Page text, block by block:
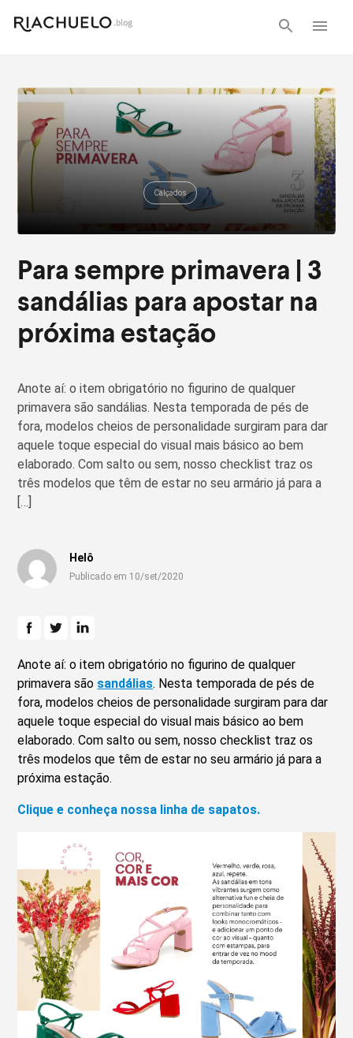
Calçados
Para sempre primavera | 3
sandálias para apostar na
próxima estação
Anote aí: o item obrigatório no figurino de qualquer
primavera são sandálias. Nesta temporada de pés de
fora, modelos cheios de personalidade surgiram para dar
aquele toque especial do visual mais básico ao bem
elaborado. Com salto ou sem, nosso checklist traz os
três modelos que têm de estar no seu armário já para a
[…]
Helô
Publicado em 10/set/2020
Anote aí: o item obrigatório no figurino de qualquer
primavera são sandálias. Nesta temporada de pés de
fora, modelos cheios de personalidade surgiram para dar
aquele toque especial do visual mais básico ao bem
elaborado. Com salto ou sem, nosso checklist traz os
três modelos que têm de estar no seu armário já para a
próxima estação.
Clique e conheça nossa linha de sapatos.